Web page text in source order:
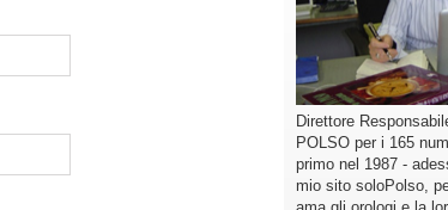
Direttore
POLSO per i 165
primo nel 1987 -
mio sito soloPolso,
ama gli orologi e la